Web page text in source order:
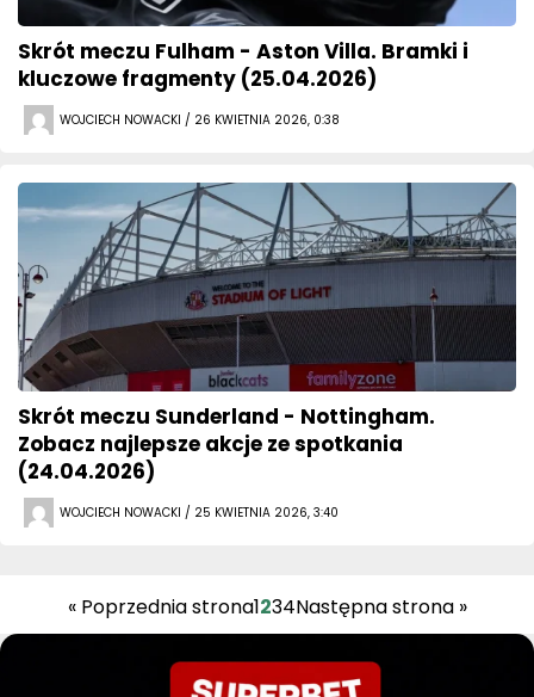
Skrót meczu Fulham - Aston Villa. Bramki i
kluczowe fragmenty (25.04.2026)
WOJCIECH NOWACKI / 26 KWIETNIA 2026, 0:38
Skrót meczu Sunderland - Nottingham.
Zobacz najlepsze akcje ze spotkania
(24.04.2026)
WOJCIECH NOWACKI / 25 KWIETNIA 2026, 3:40
« Poprzednia strona1234Następna strona »